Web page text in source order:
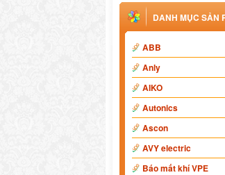
DANH MỤC SẢN
ABB
Anly
AIKO
Autonics
Ascon
AVY electric
Báo mất khí VPE